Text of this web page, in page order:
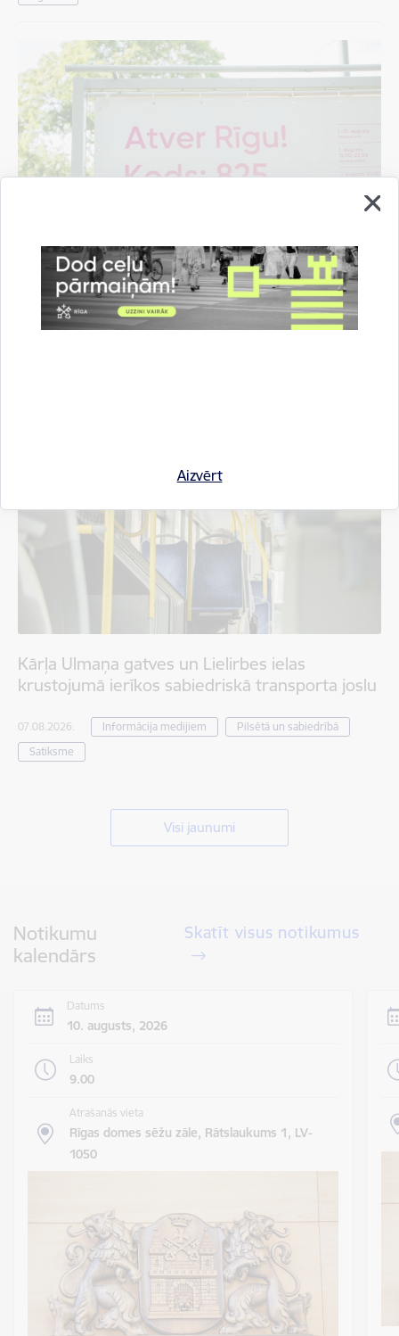
Aizvērt
Pašvaldība rīdziniekiem sarūpējusi "Rīgas
vasaras" pasākumu programmas mobilo
aplikāciju
Kārļa Ulmaņa gatves un Lielirbes ielas
krustojumā ierīkos sabiedriskā transporta joslu
07.08.2026. Informācija medijiem
Pilsētā un sabiedrībā
Satiksme
Visi jaunumi
Notikumu
kalendārs
Skatīt visus notikumus
Datums
10. augusts, 2026
Laiks
9.00
Atrašanās vieta
Rīgas domes sēžu zāle, Rātslaukums 1, LV-
1050